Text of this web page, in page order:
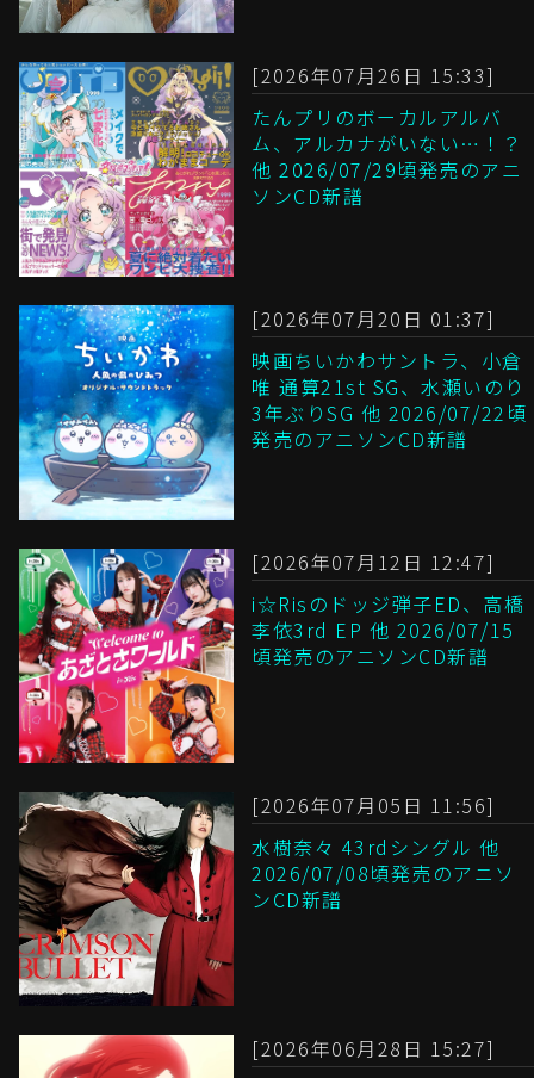
[2026年07月26日 15:33]
たんプリのボーカルアルバ
ム、アルカナがいない…！？
他 2026/07/29頃発売のアニ
ソンCD新譜
[2026年07月20日 01:37]
映画ちいかわサントラ、小倉
唯 通算21st SG、水瀬いのり
3年ぶりSG 他 2026/07/22頃
発売のアニソンCD新譜
[2026年07月12日 12:47]
i☆Risのドッジ弾子ED、高橋
李依3rd EP 他 2026/07/15
頃発売のアニソンCD新譜
[2026年07月05日 11:56]
水樹奈々 43rdシングル 他
2026/07/08頃発売のアニソ
ンCD新譜
[2026年06月28日 15:27]